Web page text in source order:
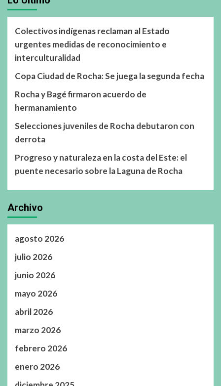
Colectivos indígenas reclaman al Estado
urgentes medidas de reconocimiento e
interculturalidad
Copa Ciudad de Rocha: Se juega la segunda fecha
Rocha y Bagé firmaron acuerdo de
hermanamiento
Selecciones juveniles de Rocha debutaron con
derrota
Progreso y naturaleza en la costa del Este: el
puente necesario sobre la Laguna de Rocha
Archivo
agosto 2026
julio 2026
junio 2026
mayo 2026
abril 2026
marzo 2026
febrero 2026
enero 2026